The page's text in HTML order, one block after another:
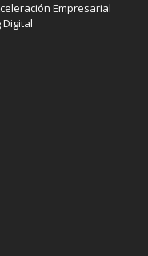
Empresarial